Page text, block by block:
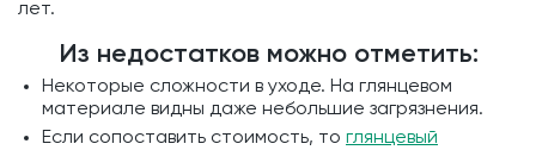
лет.
Из недостатков можно отметить:
Некоторые сложности в уходе. На глянцевом
материале видны даже небольшие загрязнения.
Если сопоставить стоимость, то глянцевый